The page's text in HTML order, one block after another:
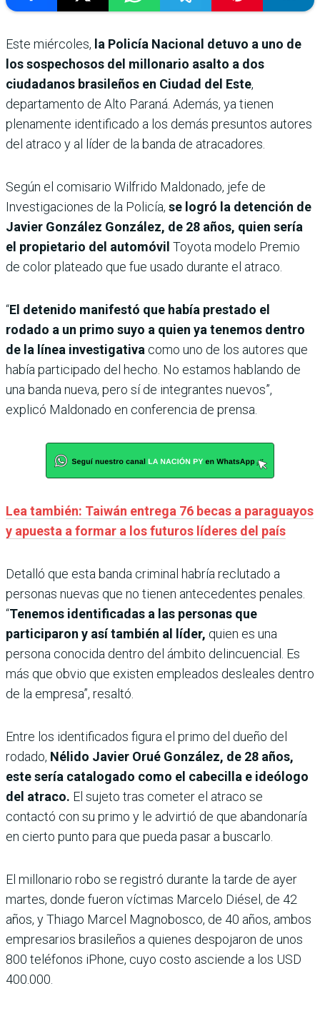
Este miércoles, la Policía Nacional detuvo a uno de
los sospechosos del millonario asalto a dos
ciudadanos brasileños en Ciudad del Este,
departamento de Alto Paraná. Además, ya tienen
plenamente identificado a los demás presuntos autores
del atraco y al líder de la banda de atracadores.
Según el comisario Wilfrido Maldonado, jefe de
Investigaciones de la Policía, se logró la detención de
Javier González González, de 28 años, quien sería
el propietario del automóvil Toyota modelo Premio
de color plateado que fue usado durante el atraco.
“El detenido manifestó que había prestado el
rodado a un primo suyo a quien ya tenemos dentro
de la línea investigativa como uno de los autores que
había participado del hecho. No estamos hablando de
una banda nueva, pero sí de integrantes nuevos”,
explicó Maldonado en conferencia de prensa.
Lea también: Taiwán entrega 76 becas a paraguayos
y apuesta a formar a los futuros líderes del país
Detalló que esta banda criminal habría reclutado a
personas nuevas que no tienen antecedentes penales.
“Tenemos identificadas a las personas que
participaron y así también al líder, quien es una
persona conocida dentro del ámbito delincuencial. Es
más que obvio que existen empleados desleales dentro
de la empresa”, resaltó.
Entre los identificados figura el primo del dueño del
rodado, Nélido Javier Orué González, de 28 años,
este sería catalogado como el cabecilla e ideólogo
del atraco. El sujeto tras cometer el atraco se
contactó con su primo y le advirtió de que abandonaría
en cierto punto para que pueda pasar a buscarlo.
El millonario robo se registró durante la tarde de ayer
martes, donde fueron víctimas Marcelo Diésel, de 42
años, y Thiago Marcel Magnobosco, de 40 años, ambos
empresarios brasileños a quienes despojaron de unos
800 teléfonos iPhone, cuyo costo asciende a los USD
400.000.